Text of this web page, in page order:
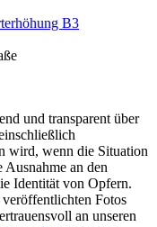
B3
und transparent über
wird, wenn die Situation
Ausnahme an den
Identität von Opfern.
Fotos
an unseren